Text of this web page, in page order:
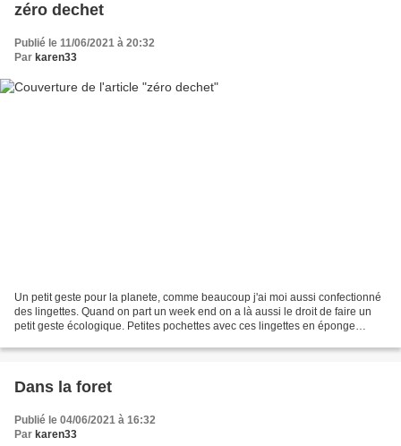
zéro dechet
Publié le 11/06/2021 à 20:32
Par karen33
Un petit geste pour la planete, comme beaucoup j'ai moi aussi confectionné
des lingettes. Quand on part un week end on a là aussi le droit de faire un
petit geste écologique. Petites pochettes avec ces lingettes en éponge
Dans la foret
Publié le 04/06/2021 à 16:32
Par karen33